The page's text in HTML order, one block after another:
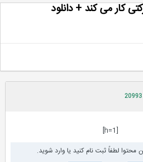
کار می کند + دانلود
لطفاً ثبت نام کنید یا وارد شوید.